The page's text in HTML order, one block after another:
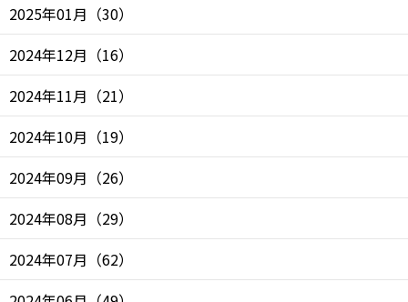
2025年01月 （30）
2024年12月 （16）
2024年11月 （21）
2024年10月 （19）
2024年09月 （26）
2024年08月 （29）
2024年07月 （62）